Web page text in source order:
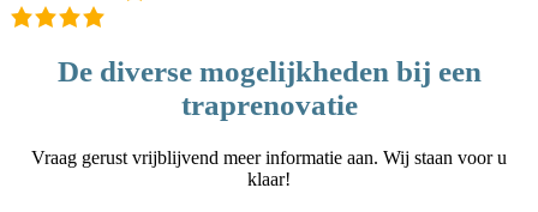
De diverse mogelijkheden bij een
traprenovatie
Vraag gerust vrijblijvend meer informatie aan. Wij staan voor u
klaar!